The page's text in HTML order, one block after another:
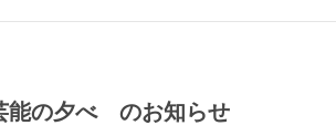
の夕べ のお知らせ